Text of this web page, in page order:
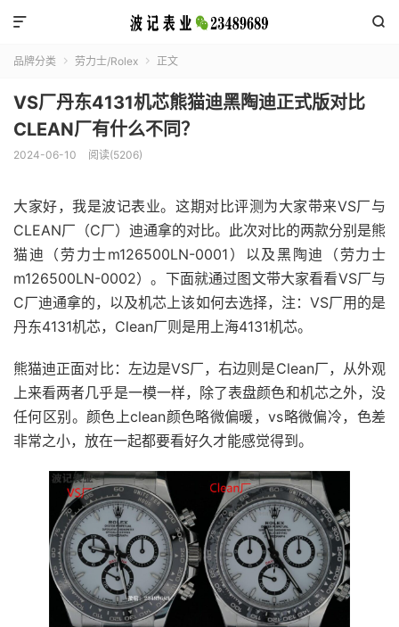


品牌分类  劳力士/Rolex  正文
VS厂丹东4131机芯熊猫迪黑陶迪正式版对比
CLEAN厂有什么不同？
2024-06-10 阅读(5206)
大家好，我是波记表业。这期对比评测为大家带来VS厂与
CLEAN厂（C厂）迪通拿的对比。此次对比的两款分别是熊
猫迪（劳力士m126500LN-0001）以及黑陶迪（劳力士
m126500LN-0002）。下面就通过图文带大家看看VS厂与
C厂迪通拿的，以及机芯上该如何去选择，注：VS厂用的是
丹东4131机芯，Clean厂则是用上海4131机芯。
熊猫迪正面对比：左边是VS厂，右边则是Clean厂，从外观
上来看两者几乎是一模一样，除了表盘颜色和机芯之外，没
任何区别。颜色上clean颜色略微偏暖，vs略微偏冷，色差
非常之小，放在一起都要看好久才能感觉得到。